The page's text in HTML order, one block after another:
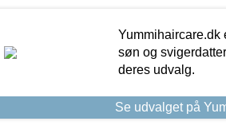
Yummihaircare.dk
søn og
deres udvalg.
Se udvalget på